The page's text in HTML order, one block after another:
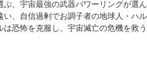
ぶ、宇宙最強の武器パワーリングが選ん
い、自信過剰でお調子者の地球人・ハル
は恐怖を克服し、宇宙滅亡の危機を救う